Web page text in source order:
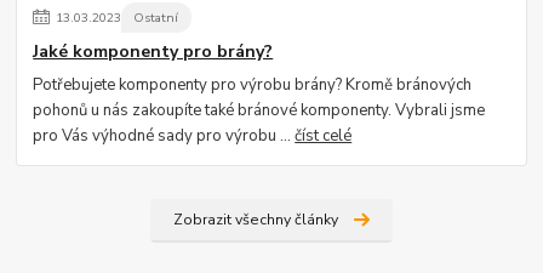
13.03.2023 Ostatní
Jaké komponenty pro brány?
Potřebujete komponenty pro výrobu brány? Kromě bránových
pohonů u nás zakoupíte také bránové komponenty. Vybrali jsme
pro Vás výhodné sady pro výrobu ...číst celé
Zobrazit všechny články